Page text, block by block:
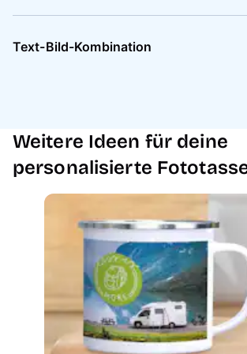
Text-Bild-Kombination
Wähle ein Bild, das dir
um deinen Text darauf
wichtige Stellen zu überdecken.
Platziere den Text an einer
Bildes und wähle eine
Weitere Ideen für deine
personalisierte